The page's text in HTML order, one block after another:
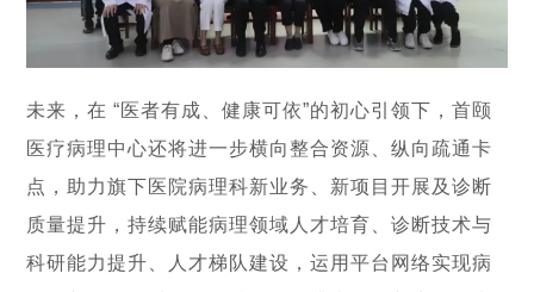
未来，在 “医者有成、健康可依”的初心引领下，首颐
医疗病理中心还将进一步横向整合资源、纵向疏通卡
点，助力旗下医院病理科新业务、新项目开展及诊断
质量提升，持续赋能病理领域人才培育、诊断技术与
科研能力提升、人才梯队建设，运用平台网络实现病